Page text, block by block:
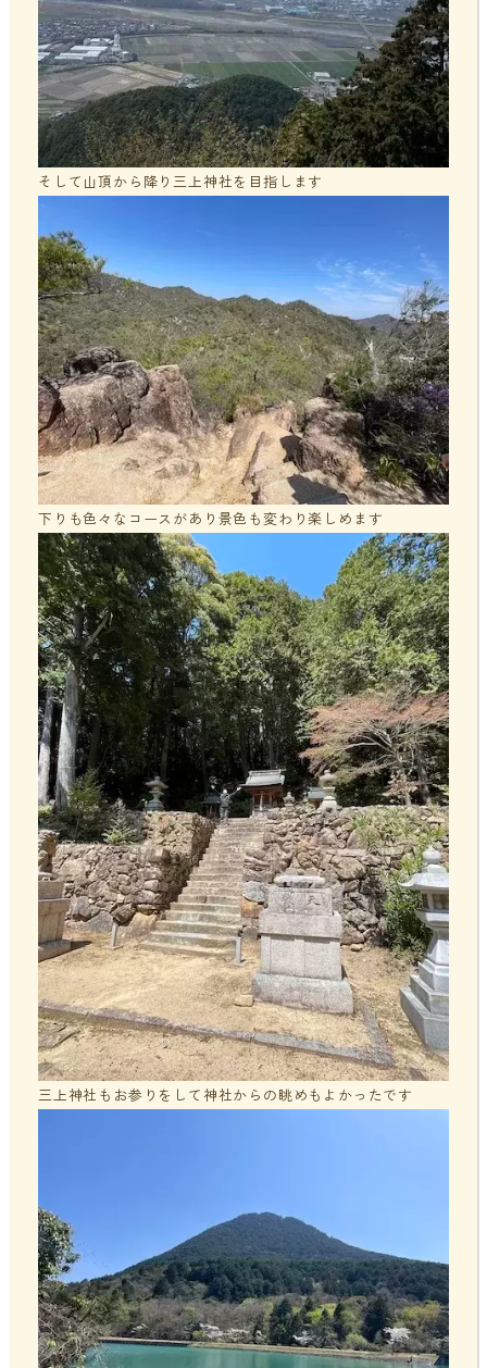
そして山頂から降り三上神社を目指します
下りも色々なコースがあり景色も変わり楽しめます
三上神社もお参りをして神社からの眺めもよかったです